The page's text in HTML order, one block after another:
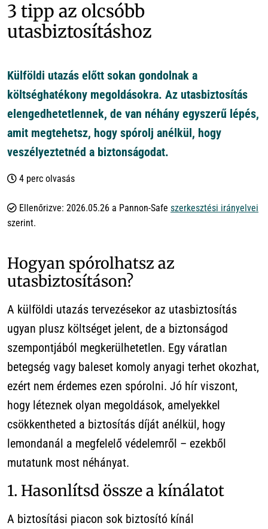
3 tipp az olcsóbb
utasbiztosításhoz
Külföldi utazás előtt sokan gondolnak a
költséghatékony megoldásokra. Az utasbiztosítás
elengedhetetlennek, de van néhány egyszerű lépés,
amit megtehetsz, hogy spórolj anélkül, hogy
veszélyeztetnéd a biztonságodat.
4 perc olvasás
Ellenőrizve: 2026.05.26 a Pannon-Safe szerkesztési irányelvei
szerint.
Hogyan spórolhatsz az
utasbiztosításon?
A külföldi utazás tervezésekor az utasbiztosítás
ugyan plusz költséget jelent, de a biztonságod
szempontjából megkerülhetetlen. Egy váratlan
betegség vagy baleset komoly anyagi terhet okozhat,
ezért nem érdemes ezen spórolni. Jó hír viszont,
hogy léteznek olyan megoldások, amelyekkel
csökkentheted a biztosítás díját anélkül, hogy
lemondanál a megfelelő védelemről – ezekből
mutatunk most néhányat.
1. Hasonlítsd össze a kínálatot
A biztosítási piacon sok biztosító kínál